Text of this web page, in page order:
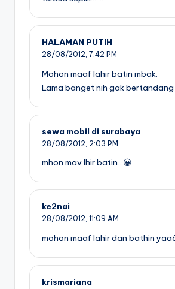
HALAMAN PUTIH
28/08/2012, 7:42 PM
Mohon maaf lahir batin mbak.
Lama banget nih gak bertandang
sewa mobil di surabaya
28/08/2012, 2:03 PM
mhon mav lhir batin.. 😀
ke2nai
28/08/2012, 11:09 AM
mohon maaf lahir dan bathin
krismariana